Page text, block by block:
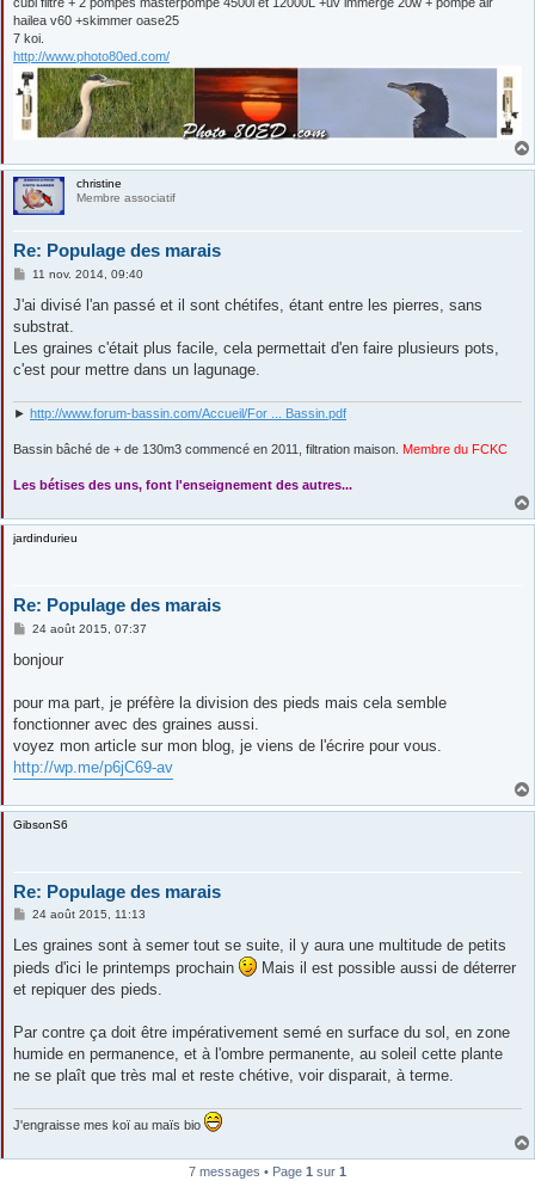
hailea v60 +skimmer oase25
7 koi.
http://www.photo80ed.com/
christine
Membre associatif
Re: Populage des marais
M
s
a
g
11 nov. 2014, 09:40
J'ai divisé l'an passé et il sont chétifes, étant entre les pierres, sans
substrat.
Les graines c'était plus facile, cela permettait d'en faire plusieurs pots,
c'est pour mettre dans un lagunage.
► http://www.forum-bassin.com/Accueil/For ... Bassin.pdf
Bassin bâché de + de 130m3 commencé en 2011, filtration maison. Membre du FCKC
Les bétises des uns, font l'enseignement des autres...
jardindurieu
Re: Populage des marais
M
s
g
24 août 2015, 07:37
bonjour
pour ma part, je préfère la division des pieds mais cela semble
fonctionner avec des graines aussi.
voyez mon article sur mon blog, je viens de l'écrire pour vous.
http://wp.me/p6jC69-av
GibsonS6
Re: Populage des marais
M
s
a
g
24 août 2015, 11:13
Les graines sont à semer tout se suite, il y aura une multitude de petits
pieds d'ici le printemps prochain
Mais il est possible aussi de déterrer
et repiquer des pieds.
Par contre ça doit être impérativement semé en surface du sol, en zone
humide en permanence, et à l'ombre permanente, au soleil cette plante
ne se plaît que très mal et reste chétive, voir disparait, à terme.
J'engraisse mes koï au maïs bio
7 messages • Page 1 sur 1